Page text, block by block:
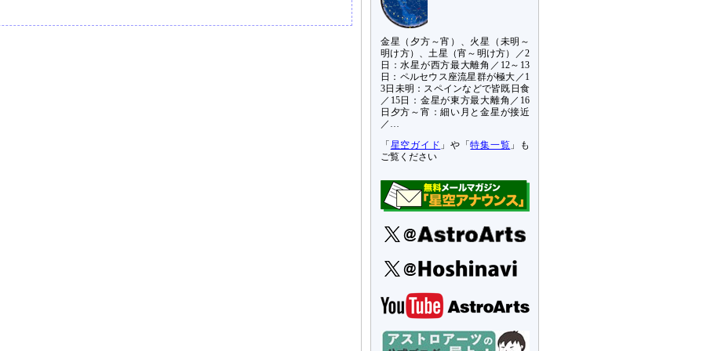
金星（夕方～宵）、火星（未明～
明け方）、土星（宵～明け方）／2
日：水星が西方最大離角／12～13
日：ペルセウス座流星群が極大／1
3日未明：スペインなどで皆既日食
／15日：金星が東方最大離角／16
日夕方～宵：細い月と金星が接近
／…
「 星空ガイド 」や「特集一覧 」も
ご覧ください